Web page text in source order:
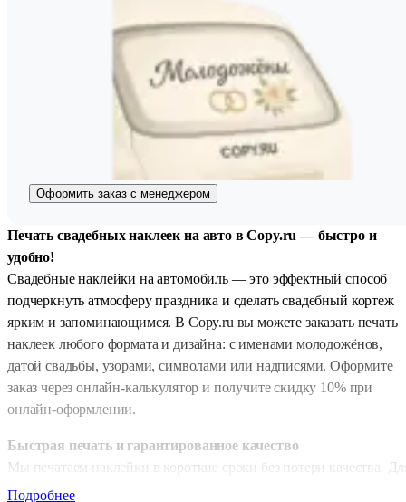
Оформить заказ с менеджером
Печать свадебных наклеек на авто в Copy.ru — быстро и
удобно!
Свадебные наклейки на автомобиль — это эффектный способ
подчеркнуть атмосферу праздника и сделать свадебный кортеж
ярким и запоминающимся. В Copy.ru вы можете заказать печать
наклеек любого формата и дизайна: с именами молодожёнов,
датой свадьбы, узорами, символами или надписями. Оформите
заказ через онлайн-калькулятор и получите скидку 10% при
онлайн-оформлении.
Быстрая печать и гарантированное качество
Мы печатаем наклейки в короткие сроки без потери качества.
онлайн-заказов доступны два режима: стандартная печать — 1
Подробнее